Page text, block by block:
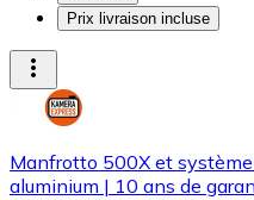
Prix livraison incluse
Manfrotto 500X et
aluminium | 10 ans de